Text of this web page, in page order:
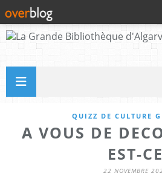
QUIZZ DE CULTURE
A VOUS DE
EST-CE
22 NOVEMBRE